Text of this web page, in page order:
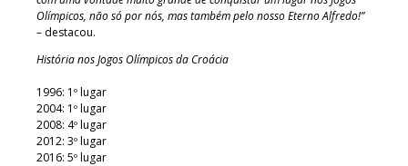
Olímpicos, não só por nós, mas também pelo nosso Eterno Alfredo!”
– destacou.
História nos Jogos Olímpicos da Croácia
1996: 1º lugar
2004: 1º lugar
2008: 4º lugar
2012: 3º lugar
2016: 5º lugar